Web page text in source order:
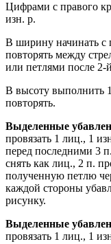
Цифрами с правого
изн. р.
В ширину начинать с
повторять между
или петлями после 2-
В высоту выполнить
повторять.
Выделенные
провязать 1 лиц., 1
перед последними 3
снять как лиц., 2 п.
полученную петлю
каждой стороны
рисунку.
Выделенные
провязать 1 лиц., 1